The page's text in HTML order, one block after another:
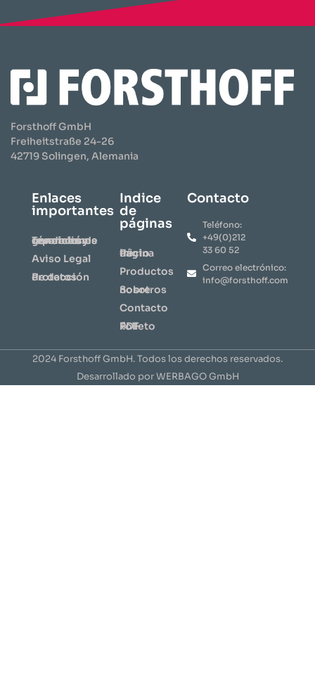
Forsthoff GmbH
Freiheitstraße 24-26
42719 Solingen, Alemania
Enlaces
importantes
Términos y condiciones generales de reparación
Aviso Legal
Protección de datos
Indice
de
páginas
Página de inicio
​Productos​
Sobre nosotros
Contacto
⇩ Folleto PDF
Contacto
Teléfono:
+49(0)212
33 60 52
Correo electrónico:
info@forsthoff.com
2024 Forsthoff GmbH. Todos los derechos reservados.
Desarrollado por WERBAGO GmbH